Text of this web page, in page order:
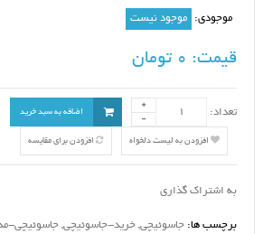
موجودی: موجود نیست
قیمت:
تعداد: اضافه به سبد خرید
افزودن به لیست دلخواه افزودن برای مقایسه
به اشتراک گذاری
برچسب ها: جاسوئیچی, خرید-جاسوئیچی, جاسوئیچی-